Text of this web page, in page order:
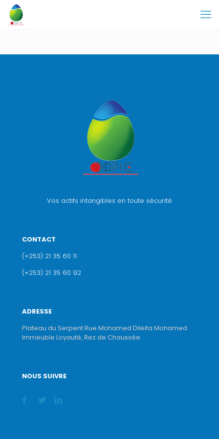
Vos actifs intangibles en toute sécurité
CONTACT
(+253) 21 35 60 11
(+253) 21 35 60 92
ADRESSE
Plateau du Serpent Rue Mohamed Dileita Mohamed
Immeuble Loyauté, Rez de Chaussée.
NOUS SUIVRE